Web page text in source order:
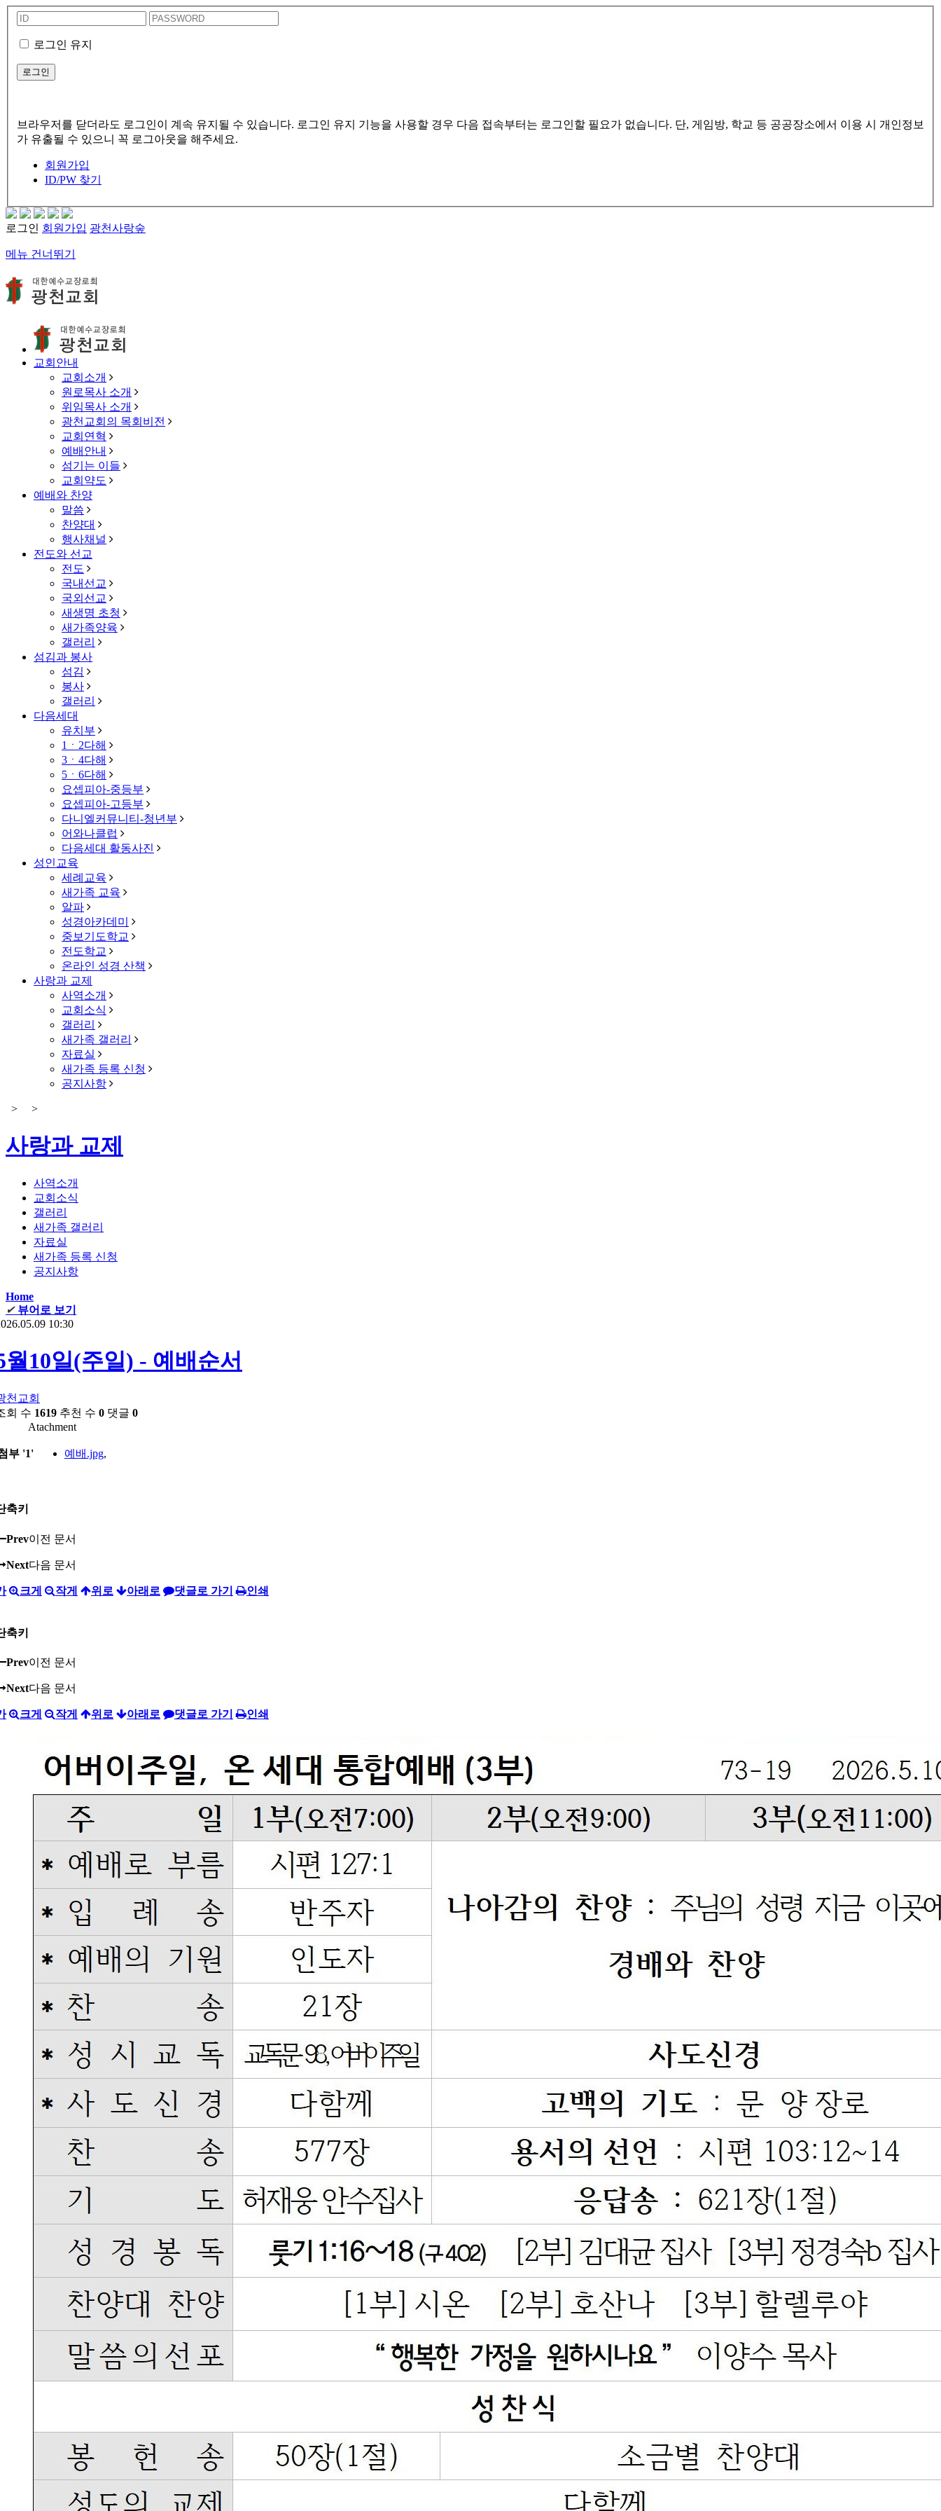
로그인 유지
브라우저를 닫더라도 로그인이 계속 유지될 수 있습니다. 로그인 유지 기능을 사용할 경우 다음 접속부터는 로그인할 필요가 없습니다. 단, 게임방, 학교 등 공공장소에서 이용 시 개인정보
가 유출될 수 있으니 꼭 로그아웃을 해주세요.
회원가입
ID/PW 찾기
로그인 회원가입 광천사랑숲
메뉴 건너뛰기
교회안내
교회소개
원로목사 소개
위임목사 소개
광천교회의 목회비전
교회연혁
예배안내
섬기는 이들
교회약도
예배와 찬양
말씀
찬양대
행사채널
전도와 선교
전도
국내선교
국외선교
새생명 초청
새가족양육
갤러리
섬김과 봉사
섬김
봉사
갤러리
다음세대
유치부
1ㆍ2다해
3ㆍ4다해
5ㆍ6다해
요셉피아-중등부
요셉피아-고등부
다니엘커뮤니티-청년부
어와나클럽
다음세대 활동사진
성인교육
세례교육
새가족 교육
알파
성경아카데미
중보기도학교
전도학교
온라인 성경 산책
사랑과 교제
사역소개
교회소식
갤러리
새가족 갤러리
자료실
새가족 등록 신청
공지사항
> >
사랑과 교제
사역소개
교회소식
갤러리
새가족 갤러리
자료실
새가족 등록 신청
공지사항
Home
✔ 뷰어로 보기
10:30
월10일(주일) - 예배순서
천교회
회 수 1619 추천 수 0 댓글 0
Atachment
부 '1' 예배.jpg,
축키
Prev이전 문서
Next다음 문서
크게 작게 위로 아래로 댓글로 가기 인쇄
축키
Prev이전 문서
Next다음 문서
크게 작게 위로 아래로 댓글로 가기 인쇄